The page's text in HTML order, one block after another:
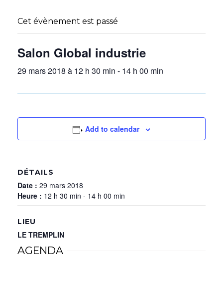
Cet évènement est passé
Salon Global industrie
29 mars 2018 à 12 h 30 min - 14 h 00 min
Add to calendar
DÉTAILS
Date : 29 mars 2018
Heure : 12 h 30 min - 14 h 00 min
LIEU
LE TREMPLIN
AGENDA